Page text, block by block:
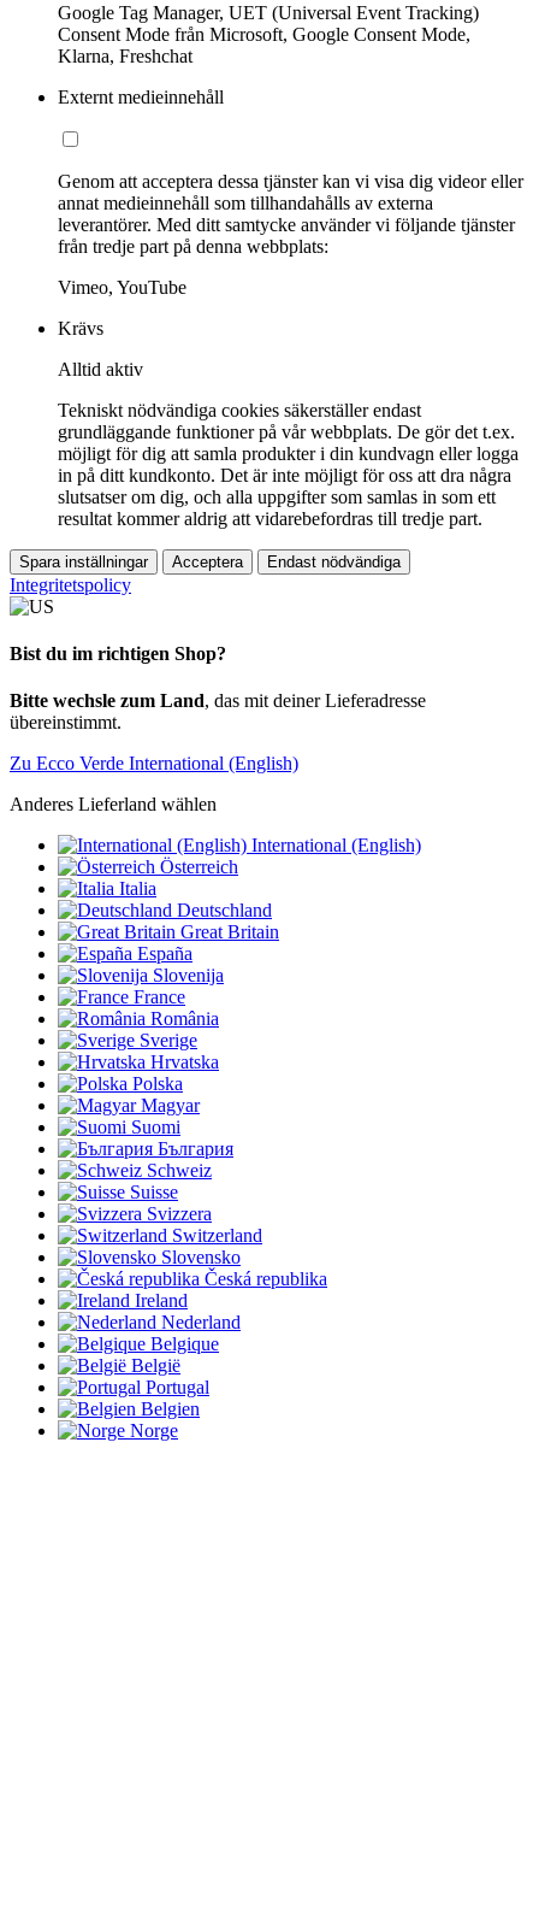
Google Tag Manager, UET (Universal Event Tracking)
Consent Mode från Microsoft, Google Consent Mode,
Klarna, Freshchat
Externt medieinnehåll
Genom att acceptera dessa tjänster kan vi visa dig videor eller
annat medieinnehåll som tillhandahålls av externa
leverantörer. Med ditt samtycke använder vi följande tjänster
från tredje part på denna webbplats:
Vimeo, YouTube
Krävs
Alltid aktiv
Tekniskt nödvändiga cookies säkerställer endast
grundläggande funktioner på vår webbplats. De gör det t.ex.
möjligt för dig att samla produkter i din kundvagn eller logga
in på ditt kundkonto. Det är inte möjligt för oss att dra några
slutsatser om dig, och alla uppgifter som samlas in som ett
resultat kommer aldrig att vidarebefordras till tredje part.
Spara inställningar Acceptera Endast nödvändiga
Integritetspolicy
Bist du im richtigen Shop?
Bitte wechsle zum Land, das mit deiner Lieferadresse
übereinstimmt.
Zu Ecco Verde International (English)
Anderes Lieferland wählen
International (English)
Österreich
Italia
Deutschland
Great Britain
España
Slovenija
France
România
Sverige
Hrvatska
Polska
Magyar
Suomi
България
Schweiz
Suisse
Svizzera
Switzerland
Slovensko
Česká republika
Ireland
Nederland
Belgique
België
Portugal
Belgien
Norge